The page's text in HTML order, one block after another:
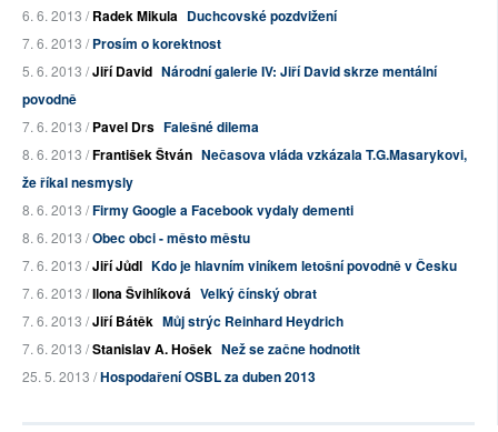
6. 6. 2013 /Radek Mikula Duchcovské pozdvižení
7. 6. 2013 /Prosím o korektnost
5. 6. 2013 /Jiří David Národní galerie IV: Jiří David skrze mentální
povodně
7. 6. 2013 /Pavel Drs Falešné dilema
8. 6. 2013 /František Štván Nečasova vláda vzkázala T.G.Masarykovi,
že říkal nesmysly
8. 6. 2013 /Firmy Google a Facebook vydaly dementi
8. 6. 2013 /Obec obci - město městu
7. 6. 2013 /Jiří Jůdl Kdo je hlavním viníkem letošní povodně v Česku
7. 6. 2013 /Ilona Švihlíková Velký čínský obrat
7. 6. 2013 /Jiří Bátěk Můj strýc Reinhard Heydrich
7. 6. 2013 /Stanislav A. Hošek Než se začne hodnotit
25. 5. 2013 /Hospodaření OSBL za duben 2013